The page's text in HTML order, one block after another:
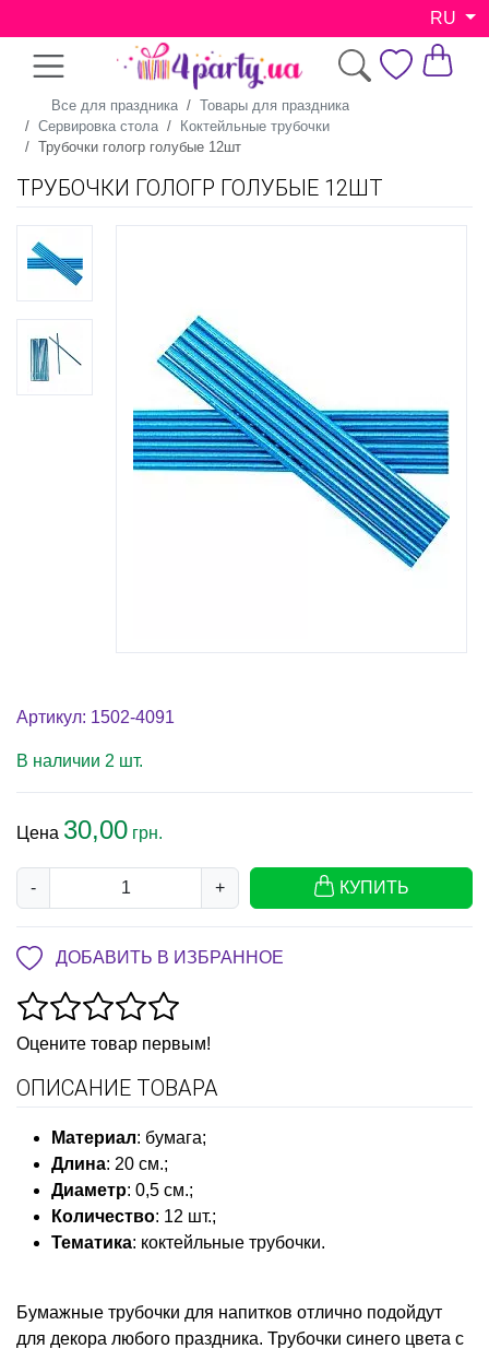
RU
Все для праздника
Товары для праздника
Сервировка стола
Коктейльные трубочки
Трубочки гологр голубые 12шт
ТРУБОЧКИ ГОЛОГР ГОЛУБЫЕ 12ШТ
Артикул: 1502-4091
В наличии 2 шт.
Цена 30,00 грн.
- + КУПИТЬ
ДОБАВИТЬ В ИЗБРАННОЕ
Оцените товар первым!
ОПИСАНИЕ ТОВАРА
Материал: бумага;
Длина: 20 см.;
Диаметр: 0,5 см.;
Количество: 12 шт.;
Тематика: коктейльные трубочки.
Бумажные трубочки для напитков отлично подойдут
для декора любого праздника. Трубочки синего цвета с